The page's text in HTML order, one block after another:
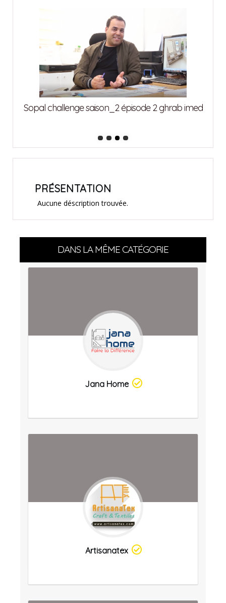
Sopal challenge saison_2 épisode 2 ghrab imed
PRÉSENTATION
Aucune déscription trouvée.
DANS LA MÊME CATÉGORIE
Jana Home
Artisanatex